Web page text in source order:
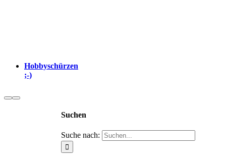
Hobbyschürzen
;-)
Suchen
Suche nach: